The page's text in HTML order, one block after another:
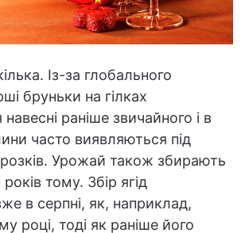
Із-за глобального
бруньки на гілках
раніше звичайного і в
часто виявляються під
Урожай також збирають
тому. Збір ягід
в серпні, як, наприклад,
році, тоді як раніше його